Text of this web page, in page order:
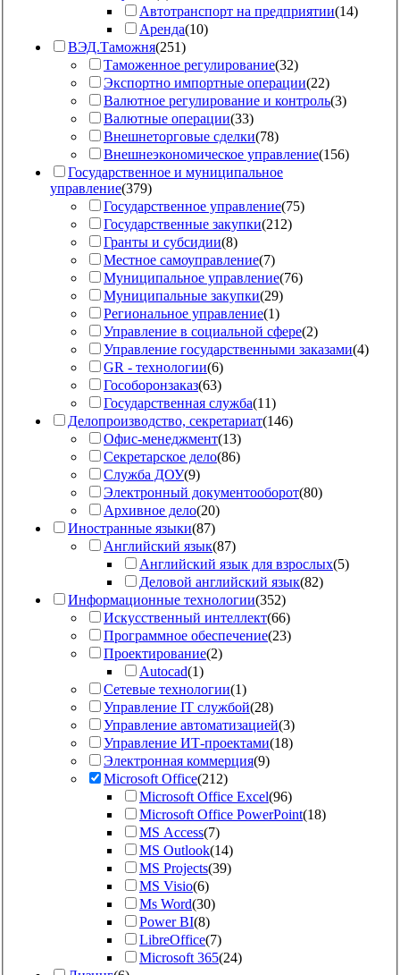
Автотранспорт на предприятии(14)
Аренда(10)
ВЭД.Таможня(251)
Таможенное регулирование(32)
Экспортно импортные операции(22)
Валютное регулирование и контроль(3)
Валютные операции(33)
Внешнеторговые сделки(78)
Внешнеэкономическое управление(156)
Государственное и муниципальное
управление(379)
Государственное управление(75)
Государственные закупки(212)
Гранты и субсидии(8)
Местное самоуправление(7)
Муниципальное управление(76)
Муниципальные закупки(29)
Региональное управление(1)
Управление в социальной сфере(2)
Управление государственными заказами(4)
GR - технологии(6)
Гособоронзаказ(63)
Государственная служба(11)
Делопроизводство, секретариат(146)
Офис-менеджмент(13)
Секретарское дело(86)
Служба ДОУ(9)
Электронный документооборот(80)
Архивное дело(20)
Иностранные языки(87)
Английский язык(87)
Английский язык для взрослых(5)
Деловой английский язык(82)
Информационные технологии(352)
Искусственный интеллект(66)
Программное обеспечение(23)
Проектирование(2)
Autocad(1)
Сетевые технологии(1)
Управление IT службой(28)
Управление автоматизацией(3)
Управление ИТ-проектами(18)
Электронная коммерция(9)
Microsoft Office(212)
Microsoft Office Excel(96)
Microsoft Office PowerPoint(18)
MS Access(7)
MS Outlook(14)
MS Projects(39)
MS Visio(6)
Ms Word(30)
Power BI(8)
LibreOffice(7)
Microsoft 365(24)